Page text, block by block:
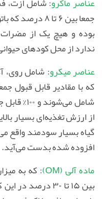
بوده و هیچ یک از مضرات
ندارد از محل کودهای
عناصر میکرو: شامل روی،
شامل
از ارزش تغذیه‌ای بسیار
گیاه بسیار سودمند
افزوده شده بدست می‌آید.
ماده آلی (OM)
بین ۱۵ تا ۳۰